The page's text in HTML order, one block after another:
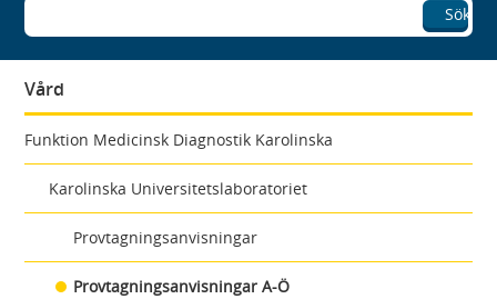
Sök
Vård
Funktion Medicinsk Diagnostik Karolinska
Karolinska Universitetslaboratoriet
Provtagningsanvisningar
Provtagningsanvisningar A-Ö